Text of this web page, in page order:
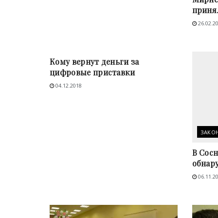
Кому вернут деньги за
цифровые приставки
04.12.2018
В